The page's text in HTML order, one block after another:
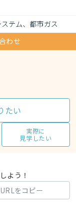
テム、都市ガス
わせ
たい
実際に
見学したい
よう！
URLをコピー